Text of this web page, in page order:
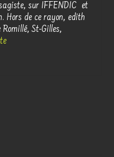
sur IFFENDIC et
Hors de ce rayon, edith
St-Gilles,